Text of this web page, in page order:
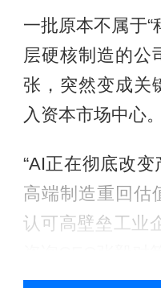
一批原本不属于“
层硬核制造的公
张，突然变成关
入资本市场中心。
“AI正在彻底改变
高端制造重回估
认可高壁垒工业